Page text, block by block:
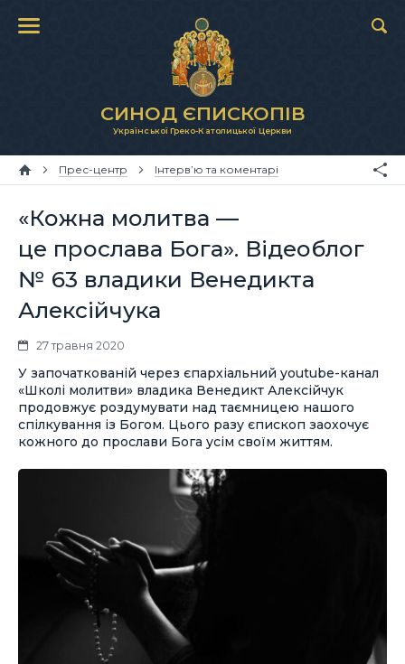
СИНОД ЄПИСКОПІВ
Української Греко-Католицької Церкви
Прес-центр Інтерв’ю та коментарі
«Кожна молитва —
це прослава Бога». Відеоблог
№ 63 владики Венедикта
Алексійчука
27 травня 2020
У започаткованій через єпархіальний youtube-канал
«Школі молитви» владика Венедикт Алексійчук
продовжує роздумувати над таємницею нашого
спілкування із Богом. Цього разу єпископ заохочує
кожного до прослави Бога усім своїм життям.